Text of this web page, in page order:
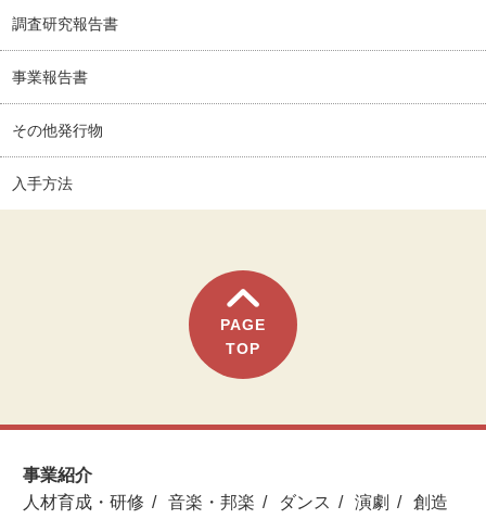
調査研究報告書
事業報告書
その他発行物
入手方法
PAGE
TOP
事業紹介
人材育成・研修
音楽・邦楽 ダンス 演劇
創造